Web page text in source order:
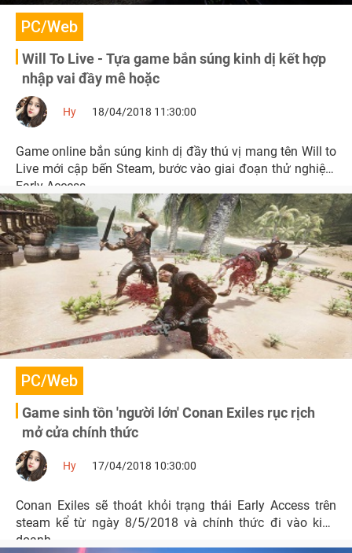
PC/Web
Will To Live - Tựa game bắn súng kinh dị kết hợp
nhập vai đầy mê hoặc
Hy 18/04/2018 11:30:00
Game online bắn súng kinh dị đầy thú vị mang tên Will to
Live mới cập bến Steam, bước vào giai đoạn thử nghiệm
Early Access.
PC/Web
Game sinh tồn 'người lớn' Conan Exiles rục rịch
mở cửa chính thức
Hy 17/04/2018 10:30:00
Conan Exiles sẽ thoát khỏi trạng thái Early Access trên
steam kể từ ngày 8/5/2018 và chính thức đi vào kinh
doanh.